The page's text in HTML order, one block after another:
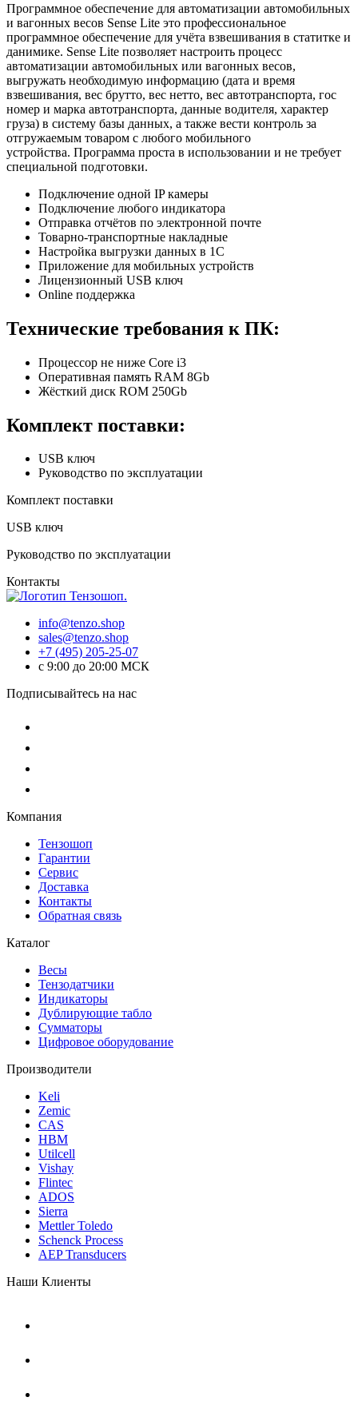
Программное обеспечение для автоматизации автомобильных
и вагонных весов Sense Lite это профессиональное
программное обеспечение для учёта взвешивания в статитке и
данимике. Sense Lite позволяет настроить процесс
автоматизации автомобильных или вагонных весов,
выгружать необходимую информацию (дата и время
взвешивания, вес брутто, вес нетто, вес автотранспорта, гос
номер и марка автотранспорта, данные водителя, характер
груза) в систему базы данных, а также вести контроль за
отгружаемым товаром с любого мобильного
устройства. Программа проста в использовании и не требует
специальной подготовки.
Подключение одной IP камеры
Подключение любого индикатора
Отправка отчётов по электронной почте
Товарно-транспортные накладные
Настройка выгрузки данных в 1С
Приложение для мобильных устройств
Лицензионный USB ключ
Online поддержка
Технические требования к ПК:
Процессор не ниже Core i3
Оперативная память RAM 8Gb
Жёсткий диск ROM 250Gb
Комплект поставки:
USB ключ
Руководство по эксплуатации
Комплект поставки
USB ключ
Руководство по эксплуатации
Контакты
info@tenzo.shop
sales@tenzo.shop
+7 (495) 205-25-07
с 9:00 до 20:00 МСК
Подписывайтесь на нас
Компания
Тензошоп
Гарантии
Сервис
Доставка
Контакты
Обратная связь
Каталог
Весы
Тензодатчики
Индикаторы
Дублирующие табло
Сумматоры
Цифровое оборудование
Производители
Keli
Zemic
CAS
HBM
Utilcell
Vishay
Flintec
ADOS
Sierra
Mettler Toledo
Schenck Process
AEP Transducers
Наши Клиенты